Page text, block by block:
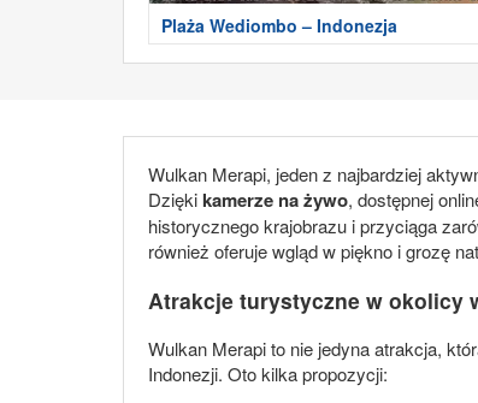
Plaża Wediombo – Indonezja
Wulkan Merapi, jeden z najbardziej
Dziękikamerze na żywo, dostępnej
historycznego krajobrazu i przyciąga
również oferuje wgląd w piękno i grozę
Atrakcje turystyczne w okolicy
Wulkan Merapi to nie jedyna atrakcja,
Indonezji. Oto kilka propozycji: